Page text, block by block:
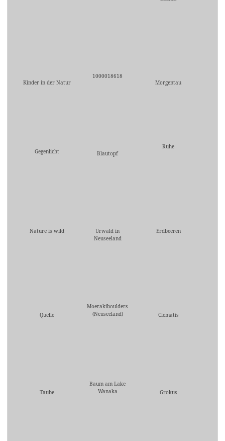
Kinder in der Natur
1000018618
Morgentau
Gegenlicht Blautopf
Ruhe
Nature is wild
Urwald in
Neuseeland
Erdbeeren
Quelle
Moerakiboulders
(Neuseeland)
Clematis
Taube
Baum am Lake
Wanaka
Grokus